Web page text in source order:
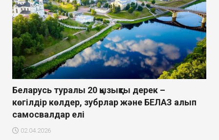
Беларусь туралы 20 қызықты дерек –
көгілдір көлдер, зубрлар және БЕЛАЗ алып
самосвалдар елі
02.04.2026